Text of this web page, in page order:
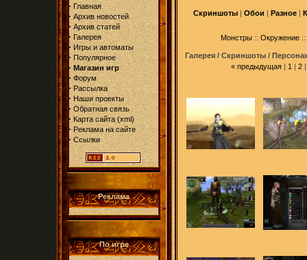
· Главная
· Архив новостей
· Архив статей
· Галерея
· Игры и автоматы
· Популярное
· Магазин игр
· Форум
· Рассылка
· Наши проекты
· Обратная связь
· Карта сайта(xml)
· Реклама на сайте
· Ссылки
Реклама
По игре
Скриншоты | Обои | Разное |
Монстры :: Окружение
Галерея / Скриншоты /
«предыдущая| 1 | 2